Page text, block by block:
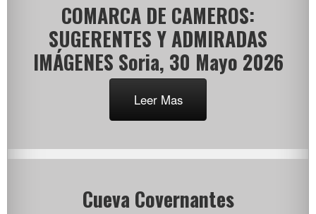
COMARCA DE CAMEROS:
SUGERENTES Y ADMIRADAS
IMÁGENES Soria, 30 Mayo 2026
Leer Mas
Cueva Covernantes